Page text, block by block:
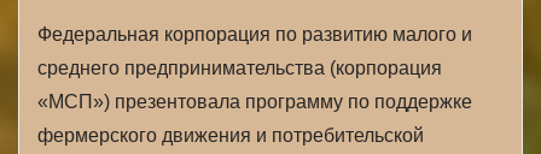
Федеральная корпорация по развитию малого и
среднего предпринимательства (корпорация
«МСП») презентовала программу по поддержке
фермерского движения и потребительской